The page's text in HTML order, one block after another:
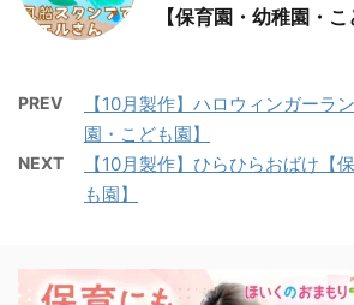
【保育園・幼稚園・こ
PREV
【10月製作】ハロウィンガーラ
園・こども園】
NEXT
【10月製作】ひらひらおばけ【
も園】